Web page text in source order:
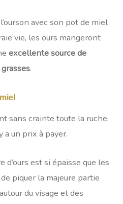
avec son pot de miel
vie, les ours mangeront
excellente source de
.
sans crainte toute la ruche,
un prix à payer.
d’ours est si épaisse que les
piquer la majeure partie
du visage et des